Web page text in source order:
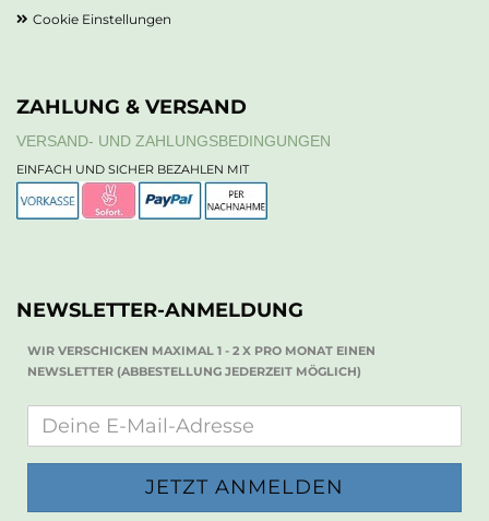
Cookie Einstellungen
ZAHLUNG & VERSAND
VERSAND- UND ZAHLUNGSBEDINGUNGEN
EINFACH UND SICHER BEZAHLEN MIT
NEWSLETTER-ANMELDUNG
WIR VERSCHICKEN MAXIMAL 1 - 2 X PRO MONAT EINEN
NEWSLETTER (ABBESTELLUNG JEDERZEIT MÖGLICH)